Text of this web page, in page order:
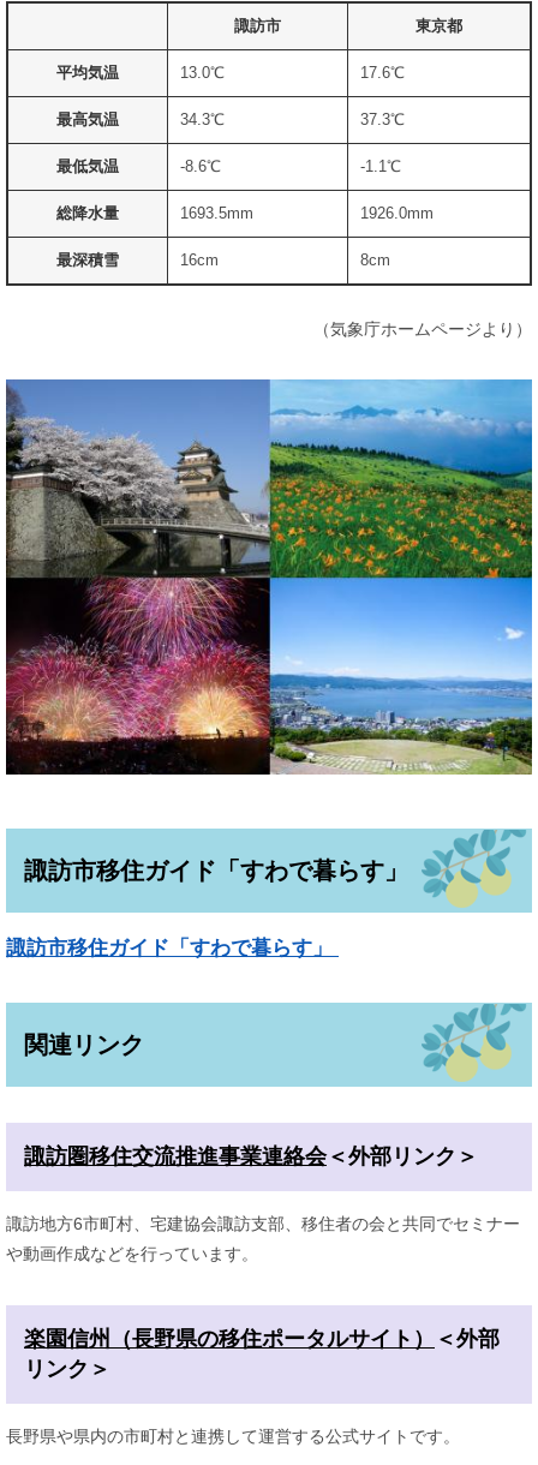
諏訪市 東京都
平均気温 13.0℃ 17.6℃
最高気温 34.3℃ 37.3℃
最低気温 -8.6℃ -1.1℃
総降水量 1693.5mm 1926.0mm
最深積雪 16cm 8cm
（気象庁ホームページより）
諏訪市移住ガイド「すわで暮らす」
諏訪市移住ガイド「すわで暮らす」
関連リンク
諏訪圏移住交流推進事業連絡会＜外部リンク＞
諏訪地方6市町村、宅建協会諏訪支部、移住者の会と共同でセミナー
や動画作成などを行っています。
楽園信州（長野県の移住ポータルサイト）
＜外部
リンク＞
長野県や県内の市町村と連携して運営する公式サイトです。